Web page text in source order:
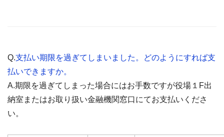
Q.支払い期限を過ぎてしまいました。どのようにすれば支
払いできますか。
A.期限を過ぎてしまった場合にはお手数ですが役場１F出
納室またはお取り扱い金融機関窓口にてお支払いくださ
い。